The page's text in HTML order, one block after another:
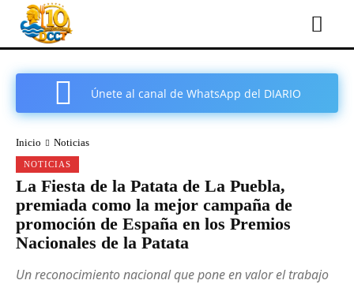
Únete al canal de WhatsApp del DIARIO
Inicio Noticias
NOTICIAS
La Fiesta de la Patata de La Puebla,
premiada como la mejor campaña de
promoción de España en los Premios
Nacionales de la Patata
Un reconocimiento nacional que pone en valor el trabajo